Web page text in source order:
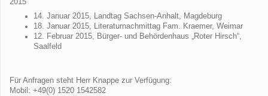
2015
14. Januar 2015, Landtag Sachsen-Anhalt, Magdeburg
18. Januar 2015, Literaturnachmittag Fam. Kraemer, Weimar
12. Februar 2015, Bürger- und Behördenhaus „Roter Hirsch“,
Saalfeld
Für Anfragen steht Herr Knappe zur Verfügung:
Mobil: +49(0) 1520 1542582